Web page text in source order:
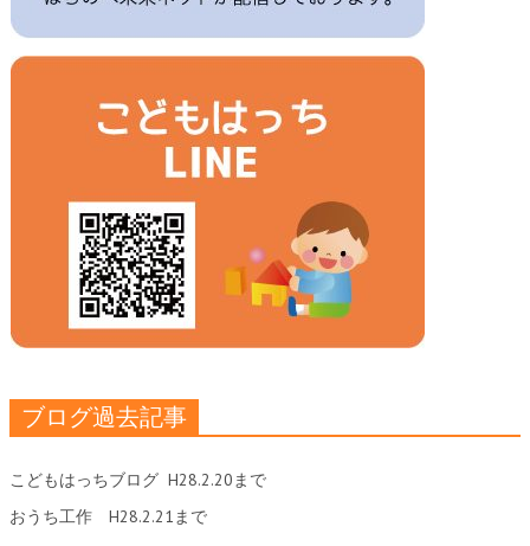
ブログ過去記事
こどもはっちブログ H28.2.20まで
おうち工作 H28.2.21まで